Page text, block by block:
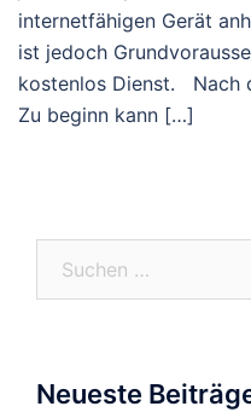
internetfähigen Gerät
ist jedoch
kostenlos Dienst. Nach
Zu beginn kann […]
Neueste